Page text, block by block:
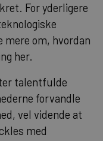
For yderligere
mere om, hvordan
her.
talentfulde
forvandle
vel vidende at
med